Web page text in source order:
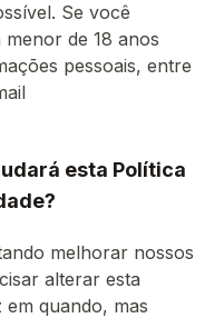
Se você
de 18 anos
pessoais, entre
esta Política
melhorar nossos
alterar esta
em quando, mas